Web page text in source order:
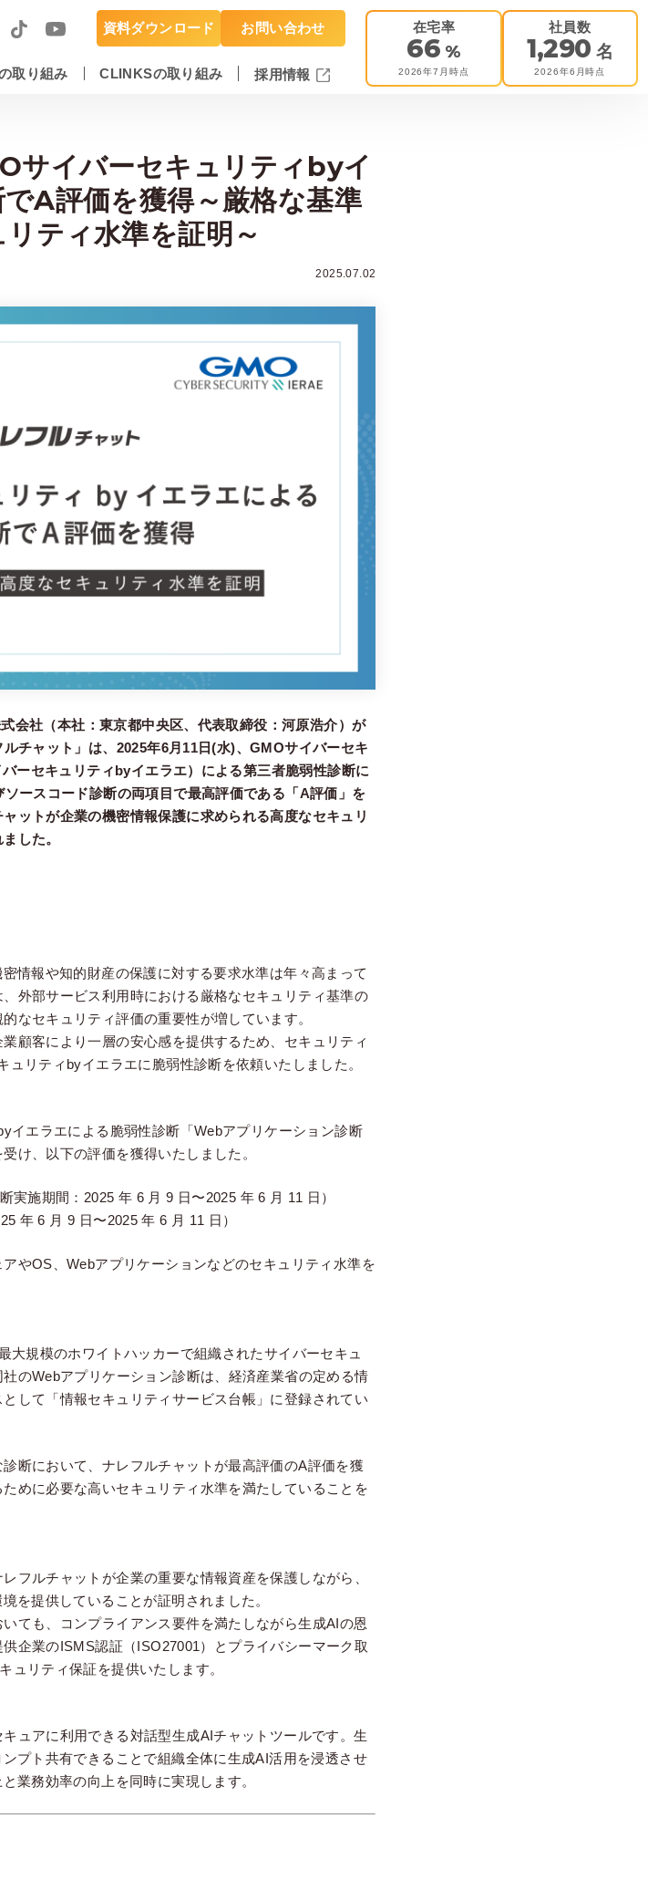
資料ダウンロード お問い合わせ
取り組み CLINKSの取り組み 採用情報
在宅率
66 %
2026年7月時点
社員数
1,290 名
2026年6月時点
サイバーセキュリティbyイ
A評価を獲得～厳格な基準
ティ水準を証明～
2025.07.02
会社（本社：東京都中央区、代表取締役：河原浩介）が
チャット」は、2025年6月11日(水)、GMOサイバーセキ
ーセキュリティbyイエラエ）による第三者脆弱性診断に
ースコード診断の両項目で最高評価である「A評価」を
ットが企業の機密情報保護に求められる高度なセキュリ
した。
情報や知的財産の保護に対する要求水準は年々高まって
外部サービス利用時における厳格なセキュリティ基準の
なセキュリティ評価の重要性が増しています。
顧客により一層の安心感を提供するため、セキュリティ
リティbyイエラエに脆弱性診断を依頼いたしました。
イエラエによる脆弱性診断「Webアプリケーション診断
け、以下の評価を獲得いたしました。
実施期間：2025 年 6 月 9 日〜2025 年 6 月 11 日）
年 6 月 9 日〜2025 年 6 月 11 日）
やOS、Webアプリケーションなどのセキュリティ水準を
規模のホワイトハッカーで組織されたサイバーセキュ
のWebアプリケーション診断は、経済産業省の定める情
して「情報セキュリティサービス台帳」に登録されてい
断において、ナレフルチャットが最高評価のA評価を獲
めに必要な高いセキュリティ水準を満たしていることを
フルチャットが企業の重要な情報資産を保護しながら、
を提供していることが証明されました。
ても、コンプライアンス要件を満たしながら生成AIの恩
企業のISMS認証（ISO27001）とプライバシーマーク取
ュリティ保証を提供いたします。
ュアに利用できる対話型生成AIチャットツールです。生
プト共有できることで組織全体に生成AI活用を浸透させ
業務効率の向上を同時に実現します。